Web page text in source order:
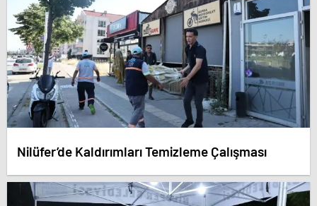
Nilüfer’de Kaldırımları Temizleme Çalışması